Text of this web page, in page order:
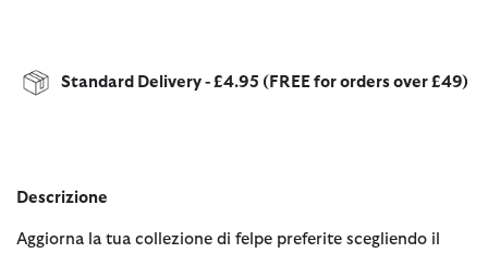
Standard Delivery - £4.95 (FREE for orders over £49)
Descrizione
Aggiorna la tua collezione di felpe preferite scegliendo il